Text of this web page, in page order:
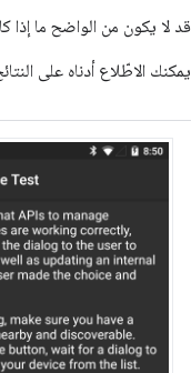
قد لا يكون من الواضح ما إذا
يمكنك الاطّلاع أدناه على